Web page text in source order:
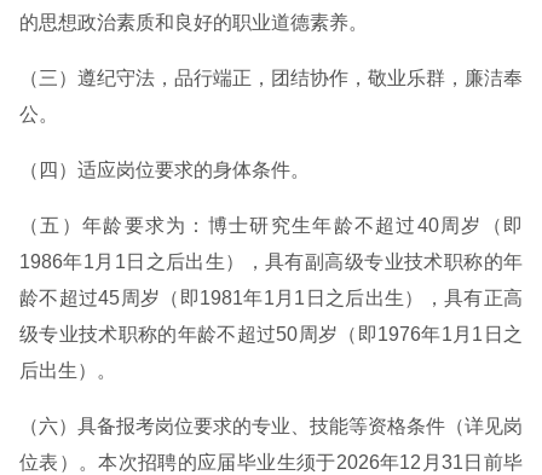
的思想政治素质和良好的职业道德素养。
（三）遵纪守法，品行端正，团结协作，敬业乐群，廉洁奉
公。
（四）适应岗位要求的身体条件。
（五）年龄要求为：博士研究生年龄不超过40周岁（即
1986年1月1日之后出生），具有副高级专业技术职称的年
龄不超过45周岁（即1981年1月1日之后出生），具有正高
级专业技术职称的年龄不超过50周岁（即1976年1月1日之
后出生）。
（六）具备报考岗位要求的专业、技能等资格条件（详见岗
位表）。本次招聘的应届毕业生须于2026年12月31日前毕